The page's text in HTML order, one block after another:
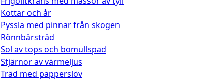
Kottar och år
Pyssla med pinnar från skogen
Rönnbärsträd
Sol av tops och bomullspad
Stjärnor av värmeljus
Träd med papperslöv